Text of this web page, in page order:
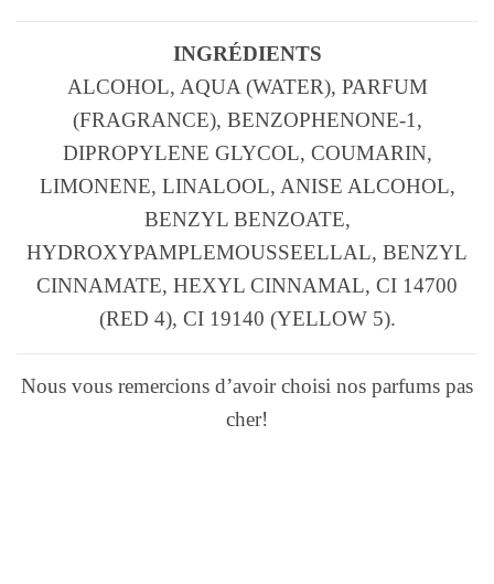
INGRÉDIENTS
ALCOHOL, AQUA (WATER), PARFUM
(FRAGRANCE), BENZOPHENONE-1,
DIPROPYLENE GLYCOL, COUMARIN,
LIMONENE, LINALOOL, ANISE ALCOHOL,
BENZYL BENZOATE,
HYDROXYPAMPLEMOUSSEELLAL, BENZYL
CINNAMATE, HEXYL CINNAMAL, CI 14700
(RED 4), CI 19140 (YELLOW 5).
Nous vous remercions d’avoir choisi nos parfums pas
cher!